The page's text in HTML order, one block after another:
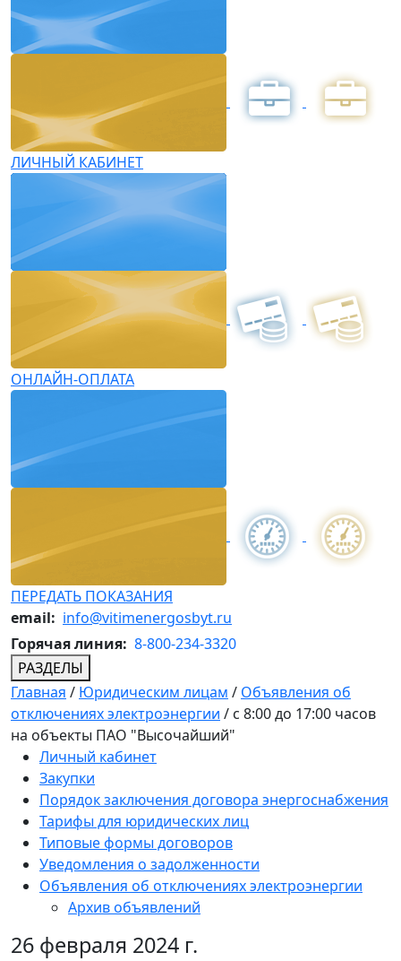
ЛИЧНЫЙ КАБИНЕТ
ОНЛАЙН-ОПЛАТА
ПЕРЕДАТЬ ПОКАЗАНИЯ
email: info@vitimenergosbyt.ru
Горячая линия: 8-800-234-3320
РАЗДЕЛЫ
Главная / Юридическим лицам / Объявления об
отключениях электроэнергии / с 8:00 до 17:00 часов
на объекты ПАО "Высочайший"
Личный кабинет
Закупки
Порядок заключения договора энергоснабжения
Тарифы для юридических лиц
Типовые формы договоров
Уведомления о задолженности
Объявления об отключениях электроэнергии
Архив объявлений
26 февраля 2024 г.